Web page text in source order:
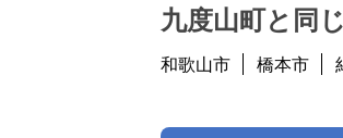
九度山町と同
和歌山市 橋本市